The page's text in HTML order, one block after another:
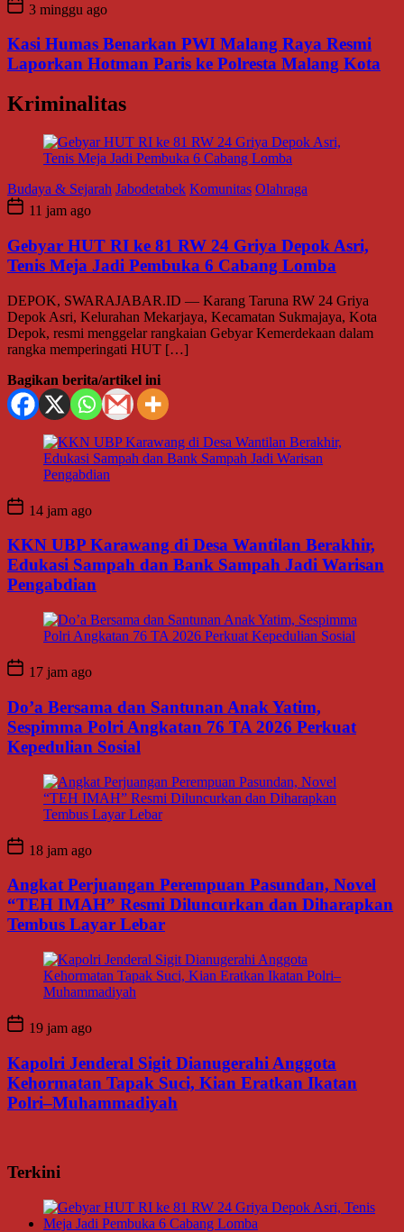
3 minggu ago
Kasi Humas Benarkan PWI Malang Raya Resmi
Laporkan Hotman Paris ke Polresta Malang Kota
Kriminalitas
Budaya & Sejarah Jabodetabek Komunitas Olahraga
11 jam ago
Gebyar HUT RI ke 81 RW 24 Griya Depok Asri,
Tenis Meja Jadi Pembuka 6 Cabang Lomba
DEPOK, SWARAJABAR.ID — Karang Taruna RW 24 Griya
Depok Asri, Kelurahan Mekarjaya, Kecamatan Sukmajaya, Kota
Depok, resmi menggelar rangkaian Gebyar Kemerdekaan dalam
rangka memperingati HUT […]
Bagikan berita/artikel ini
14 jam ago
KKN UBP Karawang di Desa Wantilan Berakhir,
Edukasi Sampah dan Bank Sampah Jadi Warisan
Pengabdian
17 jam ago
Do’a Bersama dan Santunan Anak Yatim,
Sespimma Polri Angkatan 76 TA 2026 Perkuat
Kepedulian Sosial
18 jam ago
Angkat Perjuangan Perempuan Pasundan, Novel
“TEH IMAH” Resmi Diluncurkan dan Diharapkan
Tembus Layar Lebar
19 jam ago
Kapolri Jenderal Sigit Dianugerahi Anggota
Kehormatan Tapak Suci, Kian Eratkan Ikatan
Polri–Muhammadiyah
Terkini